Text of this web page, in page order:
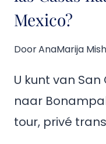
Mexico?
DoorAnaMarija
U kunt van
naar
tour, privé